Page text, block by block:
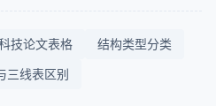
技论文表格
结构类型分类
三线表区别